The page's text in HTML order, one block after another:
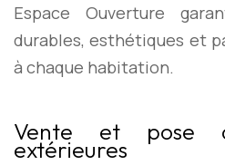
Espace Ouverture
durables, esthétiques et
à chaque habitation.
Vente et pose
extérieures